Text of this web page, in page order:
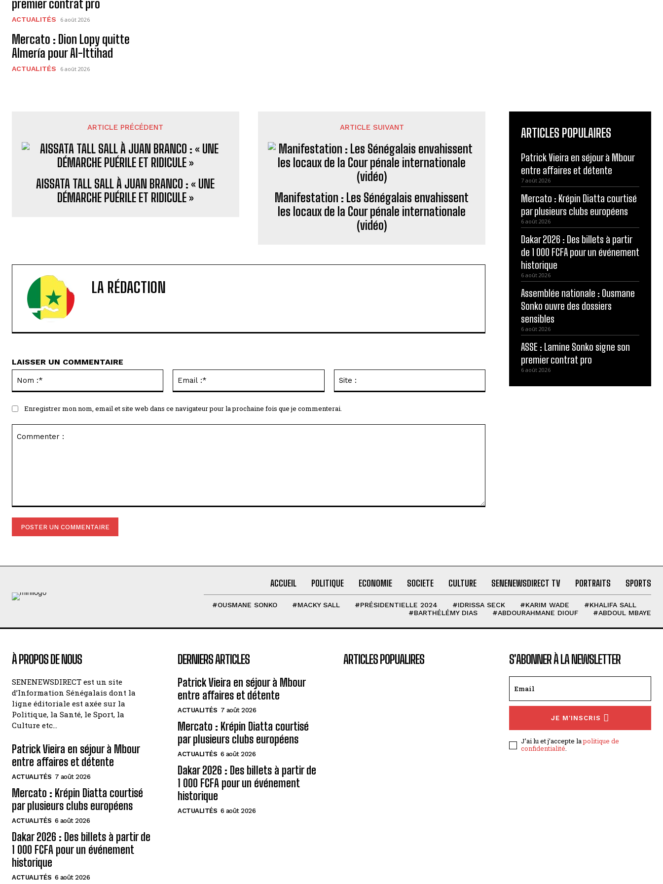
premier contrat pro
ACTUALITÉS 6 août 2026
Mercato : Dion Lopy quitte
Almería pour Al-Ittihad
ACTUALITÉS 6 août 2026
ARTICLE PRÉCÉDENT
AISSATA TALL SALL À JUAN BRANCO : « UNE
DÉMARCHE PUÉRILE ET RIDICULE »
ARTICLE SUIVANT
Manifestation : Les Sénégalais envahissent
les locaux de la Cour pénale internationale
(vidéo)
LA RÉDACTION
LAISSER UN COMMENTAIRE
Enregistrer mon nom, email et site web dans ce navigateur pour la prochaine fois que je commenterai.
ARTICLES POPULAIRES
Patrick Vieira en séjour à Mbour
entre affaires et détente
7 août 2026
Mercato : Krépin Diatta courtisé
par plusieurs clubs européens
6 août 2026
Dakar 2026 : Des billets à partir
de 1 000 FCFA pour un événement
historique
6 août 2026
Assemblée nationale : Ousmane
Sonko ouvre des dossiers
sensibles
6 août 2026
ASSE : Lamine Sonko signe son
premier contrat pro
6 août 2026
ACCUEIL POLITIQUE ECONOMIE SOCIETE CULTURE SENENEWSDIRECT TV PORTRAITS SPORTS
#OUSMANE SONKO #MACKY SALL #PRÉSIDENTIELLE 2024 #IDRISSA SECK #KARIM WADE
#KHALIFA SALL
#BARTHÉLÉMY DIAS
#ABDOURAHMANE DIOUF #ABDOUL MBAYE
À PROPOS DE NOUS
SENENEWSDIRECT est un site
d’Information Sénégalais dont la
ligne éditoriale est axée sur la
Politique, la Santé, le Sport, la
Culture etc…
Patrick Vieira en séjour à Mbour
entre affaires et détente
ACTUALITÉS 7 août 2026
Mercato : Krépin Diatta courtisé
par plusieurs clubs européens
ACTUALITÉS 6 août 2026
Dakar 2026 : Des billets à partir de
1 000 FCFA pour un événement
historique
ACTUALITÉS 6 août 2026
DERNIERS ARTICLES
Patrick Vieira en séjour à Mbour
entre affaires et détente
ACTUALITÉS 7 août 2026
Mercato : Krépin Diatta courtisé
par plusieurs clubs européens
ACTUALITÉS 6 août 2026
Dakar 2026 : Des billets à partir de
1 000 FCFA pour un événement
historique
ACTUALITÉS 6 août 2026
ARTICLES POPUALIRES S'ABONNER À LA NEWSLETTER
JE M'INSCRIS
J’ai lu et j’accepte lapolitique de
confidentialité.